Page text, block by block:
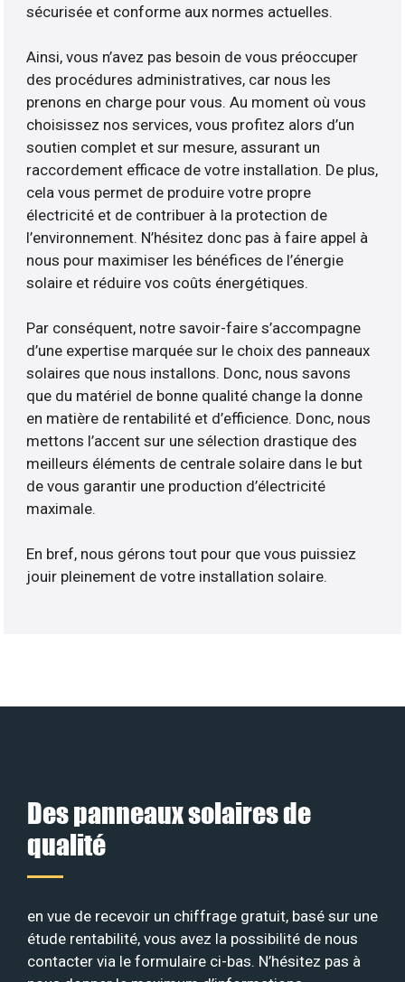
sécurisée et conforme aux normes actuelles.
Ainsi, vous n’avez pas besoin de vous préoccuper
des procédures administratives, car nous les
prenons en charge pour vous. Au moment où vous
choisissez nos services, vous profitez alors d’un
soutien complet et sur mesure, assurant un
raccordement efficace de votre installation. De plus,
cela vous permet de produire votre propre
électricité et de contribuer à la protection de
l’environnement. N’hésitez donc pas à faire appel à
nous pour maximiser les bénéfices de l’énergie
solaire et réduire vos coûts énergétiques.
Par conséquent, notre savoir-faire s’accompagne
d’une expertise marquée sur le choix des panneaux
solaires que nous installons. Donc, nous savons
que du matériel de bonne qualité change la donne
en matière de rentabilité et d’efficience. Donc, nous
mettons l’accent sur une sélection drastique des
meilleurs éléments de centrale solaire dans le but
de vous garantir une production d’électricité
maximale.
En bref, nous gérons tout pour que vous puissiez
jouir pleinement de votre installation solaire.
Des panneaux solaires de
qualité
en vue de recevoir un chiffrage gratuit, basé sur une
étude rentabilité, vous avez la possibilité de nous
contacter via le formulaire ci-bas. N’hésitez pas à